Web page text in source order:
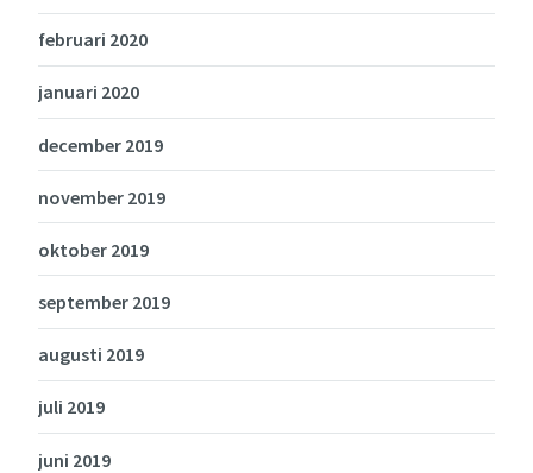
februari 2020
januari 2020
december 2019
november 2019
oktober 2019
september 2019
augusti 2019
juli 2019
juni 2019